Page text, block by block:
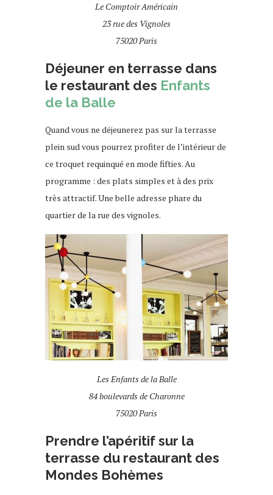
Le Comptoir Américain
23 rue des Vignoles
75020 Paris
Déjeuner en terrasse dans
le restaurant des Enfants
de la Balle
Quand vous ne déjeunerez pas sur la terrasse
plein sud vous pourrez profiter de l’intérieur de
ce troquet requinqué en mode fifties. Au
programme : des plats simples et à des prix
très attractif. Une belle adresse phare du
quartier de la rue des vignoles.
Les Enfants de la Balle
84 boulevards de Charonne
75020 Paris
Prendre l’apéritif sur la
terrasse du restaurant des
Mondes Bohèmes